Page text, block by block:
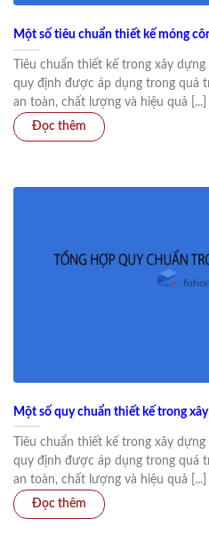
Một số tiêu chuẩn thiết kế móng
Tiêu chuẩn thiết kế trong xây
quy định được áp dụng trong quá
an toàn, chất lượng và hiệu quả [...]
Một số quy chuẩn thiết kế trong
Tiêu chuẩn thiết kế trong xây
quy định được áp dụng trong quá
an toàn, chất lượng và hiệu quả [...]